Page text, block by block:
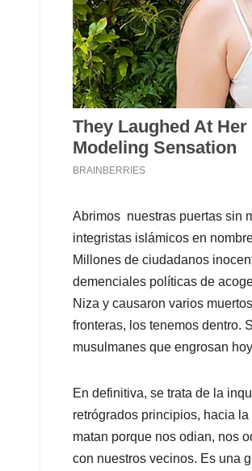
Abrimos nuestras puertas sin
integristas islámicos en
Millones de ciudadanos
demenciales políticas de
Niza y causaron varios
fronteras, los tenemos dentro.
musulmanes que engrosan
En definitiva, se trata de la
retrógrados principios, hacia
matan porque nos odian, nos
con nuestros vecinos. Es una